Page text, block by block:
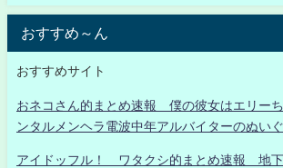
おすすめ～ん
おすすめサイト
おネコさん的まとめ速報 僕の彼女はエリー
ンタルメンヘラ電波中年アルバイターのぬい
アイドッフル！ ワタクシ的まとめ速報 地